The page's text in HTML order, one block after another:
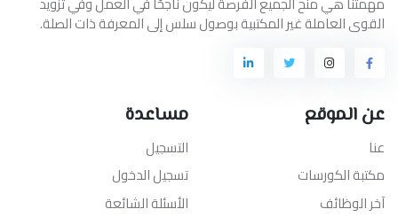
القوى العاملة غير المكتبية بوصول سلس إلى المعرفة ذات الصلة.
عن الموقع
عنا
مكتبة الكورسات
آخر الوظائف
مساعدة
التسجيل
تسجيل الدخول
الأسئلة الشائعة